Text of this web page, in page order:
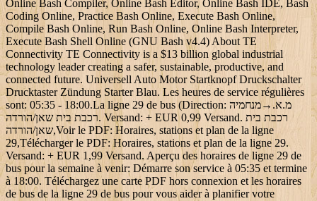
Online Bash Compiler, Online Bash Editor, Online Bash IDE, Bash
Coding Online, Practice Bash Online, Execute Bash Online,
Compile Bash Online, Run Bash Online, Online Bash Interpreter,
Execute Bash Shell Online (GNU Bash v4.4) About TE
Connectivity TE Connectivity is a $13 billion global industrial
technology leader creating a safer, sustainable, productive, and
connected future. Universell Auto Motor Startknopf Druckschalter
Drucktaster Zündung Starter Blau. Les heures de service régulières
sont: 05:35 - 18:00.La ligne 29 de bus (Direction: מנחמיה‎→מ.א.
רכבת בית שאן/הורדה. Versand: + EUR 0,99 Versand. רכבת בית
שאן/הורדה,Voir le PDF: Horaires, stations et plan de la ligne
29,Télécharger le PDF: Horaires, stations et plan de la ligne 29.
Versand: + EUR 1,99 Versand. Aperçu des horaires de ligne 29 de
bus pour la semaine à venir: Démarre son service à 05:35 et termine
à 18:00. Téléchargez une carte PDF hors connexion et les horaires
de bus de la ligne 29 de bus pour vous aider à planifier votre